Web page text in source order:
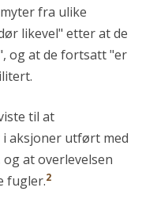
fra ulike
likevel" etter at de
og at de fortsatt "er
til at
aksjoner utført med
at overlevelsen
fugler.2